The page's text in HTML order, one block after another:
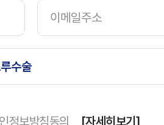
정보방침동의 [자세히보기]